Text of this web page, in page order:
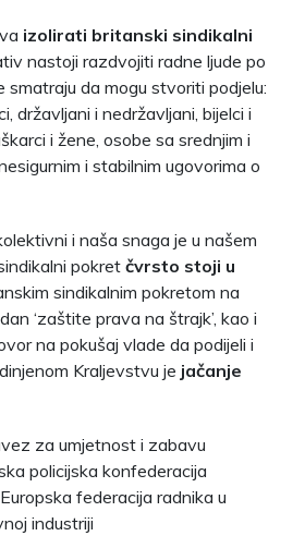
izolirati britanski sindikalni
nastoji razdvojiti radne ljude po
smatraju da mogu stvoriti podjelu:
državljani i nedržavljani, bijelci i
i žene, osobe sa srednjim i
i stabilnim ugovorima o
i naša snaga je u našem
pokretčvrsto stoji u
sindikalnim pokretom na
‘zaštite prava na štrajk’, kao i
na pokušaj vlade da podijeli i
Kraljevstvu je jačanje
za umjetnost i zabavu
policijska konfederacija
federacija radnika u
industriji